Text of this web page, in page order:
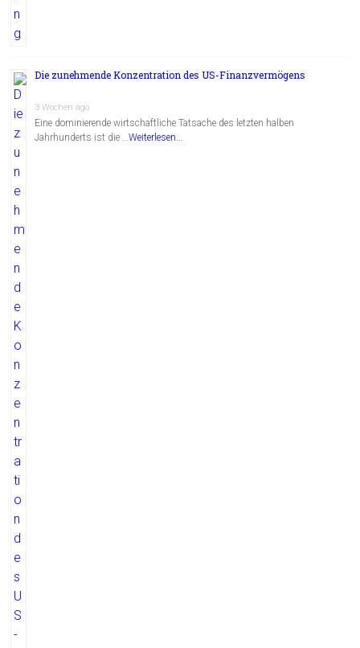
Die zunehmende Konzentration des US-Finanzvermögens
3 Wochen ago
Eine dominierende wirtschaftliche Tatsache des letzten halben
Jahrhunderts ist die …Weiterlesen...